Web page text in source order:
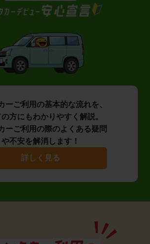
ーご利用の基本的な流れを、
方にもわかりやすく解説。
ーご利用の際のよくある疑問
や不安を解消します！
詳しく見る